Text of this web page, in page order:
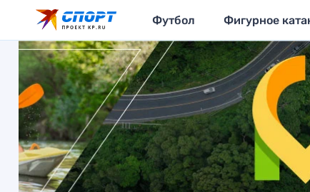
Футбол Фигурное